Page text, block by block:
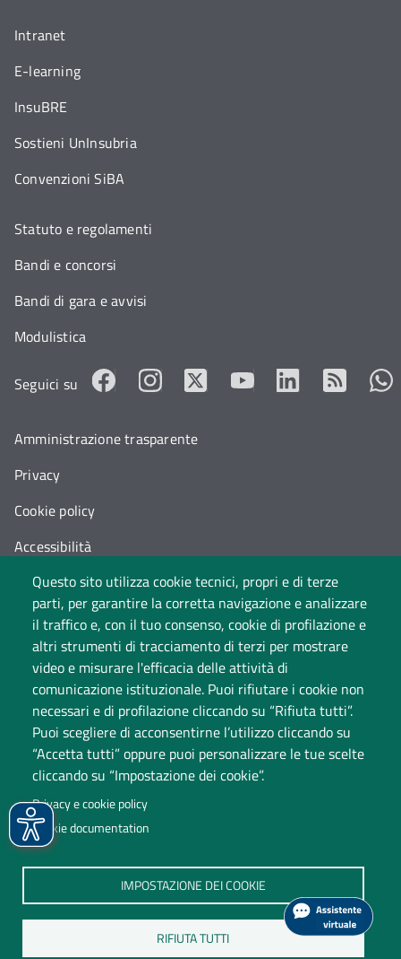
Questo sito utilizza cookie tecnici, propri e di terze
parti, per garantire la corretta navigazione e analizzare
il traffico e, con il tuo consenso, cookie di profilazione e
altri strumenti di tracciamento di terzi per mostrare
video e misurare l'efficacia delle attività di
comunicazione istituzionale. Puoi rifiutare i cookie non
necessari e di profilazione cliccando su “Rifiuta tutti”.
Puoi scegliere di acconsentirne l’utilizzo cliccando su
“Accetta tutti” oppure puoi personalizzare le tue scelte
cliccando su “Impostazione dei cookie”.
Privacy e cookie policy
Cookie documentation
IMPOSTAZIONE DEI COOKIE
RIFIUTA TUTTI
Università degli Studi dell'Insubria
Sede legale: via Ravasi 2, 21100 Varese
Contact Center
P.IVA 02481820120
(C.F. 95039180120)
PEC: ateneo@pec.uninsubria.it (vedi le altre caselle )
Intranet
E-learning
InsuBRE
Sostieni UnInsubria
Convenzioni SiBA
Statuto e regolamenti
Bandi e concorsi
Bandi di gara e avvisi
Modulistica
Seguici su
Amministrazione trasparente
Privacy
Cookie policy
Accessibilità
Cambia idea sui cookie
Dati di monitoraggio